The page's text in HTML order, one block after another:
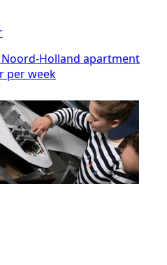
Holland apartment
per week